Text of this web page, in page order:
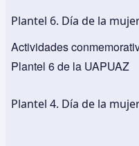
Plantel 6. Día de la
Actividades
Plantel 6 de la UAPUAZ
Plantel 4. Día de la